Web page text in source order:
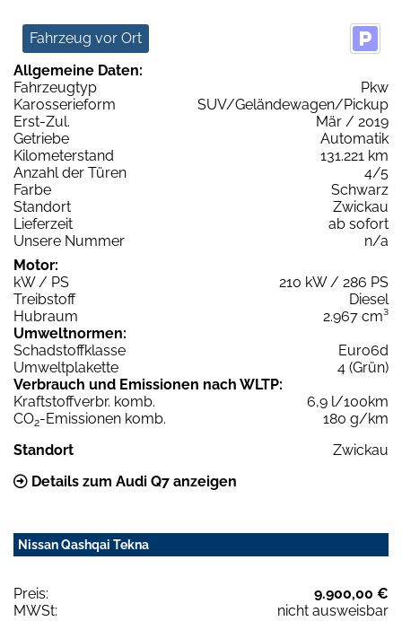
Fahrzeug vor Ort
Allgemeine Daten:
Fahrzeugtyp
Pkw
Karosserieform
SUV/Geländewagen/Pickup
Erst-Zul.
Mär / 2019
Getriebe
Automatik
Kilometerstand
131.221 km
Anzahl der Türen
4/5
Farbe
Schwarz
Standort
Zwickau
Lieferzeit
ab sofort
Unsere Nummer
n/a
Motor:
kW / PS
210 kW / 286 PS
Treibstoff
Diesel
Hubraum
2.967 cm³
Umweltnormen:
Schadstoffklasse
Euro6d
Umweltplakette
4 (Grün)
Verbrauch und Emissionen nach WLTP:
Kraftstoffverbr. komb.
6,9 l/100km
CO2-Emissionen komb.
180 g/km
Standort
Zwickau
Details zum Audi Q7 anzeigen
Nissan Qashqai Tekna
Preis:
9.900,00 €
MWSt:
nicht ausweisbar